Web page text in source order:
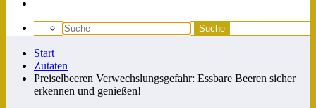
Start
Zutaten
Preiselbeeren Verwechslungsgefahr: Essbare Beeren sicher
erkennen und genießen!